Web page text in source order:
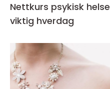
Nettkurs psykisk helse fleksibel læring for en
viktig hverdag